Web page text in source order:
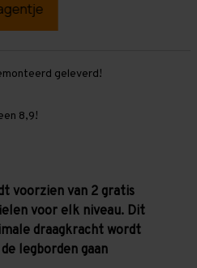
geleverd!
8,9!
voorzien van 2 gratis
voor elk niveau. Dit
draagkracht wordt
legborden gaan